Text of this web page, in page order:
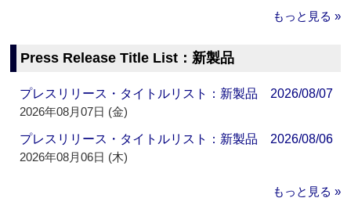
もっと見る »
Press Release Title List：新製品
プレスリリース・タイトルリスト：新製品 2026/08/07
2026年08月07日 (金)
プレスリリース・タイトルリスト：新製品 2026/08/06
2026年08月06日 (木)
もっと見る »